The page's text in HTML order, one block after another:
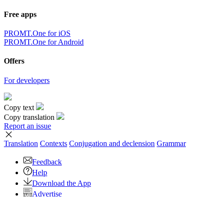
Free apps
PROMT.One for iOS
PROMT.One for Android
Offers
For developers
Copy text
Copy translation
Report an issue
Translation Contexts Conjugation and declension Grammar
Feedback
Help
Download the App
Advertise